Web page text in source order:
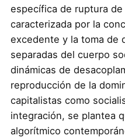
específica de ruptura
caracterizada por la
excedente y la toma de
separadas del cuerpo
dinámicas de
reproducción de la
capitalistas como
integración, se plantea
algorítmico